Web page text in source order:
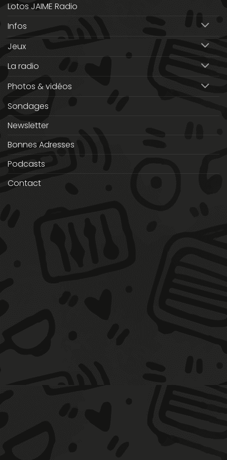
Lotos JAIME Radio
Infos
Jeux
La radio
Photos & vidéos
Sondages
Newsletter
Bonnes Adresses
Podcasts
Contact